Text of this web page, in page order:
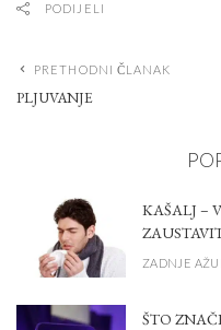
PODIJELI
PRETHODNI ČLANAK
PLJUVANJE
KAŠALJ –
ZADNJE
ŠTO